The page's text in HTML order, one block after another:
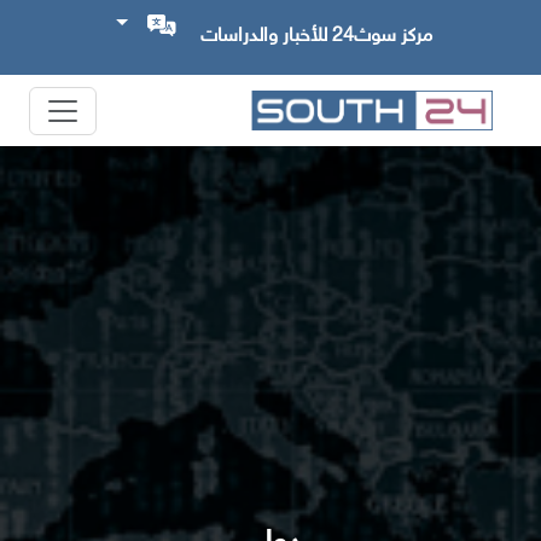
مركز سوث24 للأخبار والدراسات